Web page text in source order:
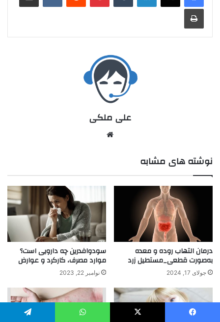
علی ملکی
نوشته های مشابه
درمان التهاب روده و معده
به‌صورت قطعی_مستطیل زرد
جولای 17, 2024
سودوافدرین چه دارویی است؟
موارد مصرف، کارکرد و عوارض
نوامبر 22, 2023